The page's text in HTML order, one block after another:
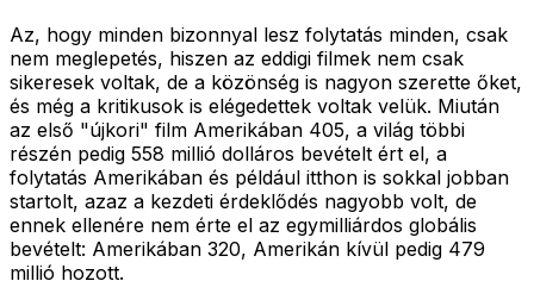
Az, hogy minden bizonnyal lesz folytatás minden, csak
nem meglepetés, hiszen az eddigi filmek nem csak
sikeresek voltak, de a közönség is nagyon szerette őket,
és még a kritikusok is elégedettek voltak velük. Miután
az első "újkori" film Amerikában 405, a világ többi
részén pedig 558 millió dolláros bevételt ért el, a
folytatás Amerikában és például itthon is sokkal jobban
startolt, azaz a kezdeti érdeklődés nagyobb volt, de
ennek ellenére nem érte el az egymilliárdos globális
bevételt: Amerikában 320, Amerikán kívül pedig 479
millió hozott.